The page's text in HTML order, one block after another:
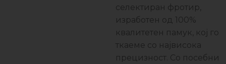
селектиран фротир,
изработен од 100%
квалитетен памук, кој го
ткаеме со највисока
прецизност. Со посебни